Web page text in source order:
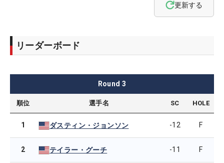
更新する
リーダーボード
Round 3
順位 選手名 SC HOLE
1 ダスティン・ジョンソン -12 F
2 テイラー・グーチ -11 F